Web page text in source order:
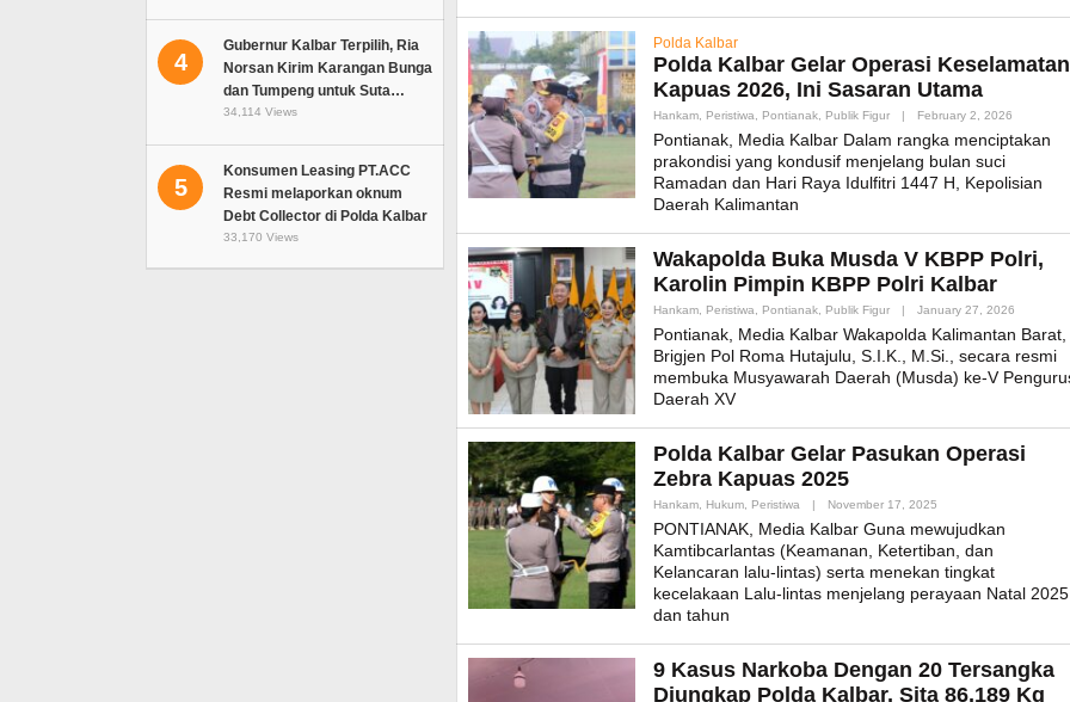
4
Gubernur Kalbar Terpilih, Ria
Norsan Kirim Karangan Bunga
dan Tumpeng untuk Suta…
34,114 Views
5
Konsumen Leasing PT.ACC
Resmi melaporkan oknum
Debt Collector di Polda Kalbar
33,170 Views
Polda Kalbar
Polda Kalbar Gelar Operasi Keselamatan
Kapuas 2026, Ini Sasaran Utama
Hankam, Peristiwa, Pontianak, Publik Figur | February 2, 2026
Pontianak, Media Kalbar Dalam rangka menciptakan
prakondisi yang kondusif menjelang bulan suci
Ramadan dan Hari Raya Idulfitri 1447 H, Kepolisian
Daerah Kalimantan
Wakapolda Buka Musda V KBPP Polri,
Karolin Pimpin KBPP Polri Kalbar
Hankam, Peristiwa, Pontianak, Publik Figur | January 27, 2026
Pontianak, Media Kalbar Wakapolda Kalimantan Barat,
Brigjen Pol Roma Hutajulu, S.I.K., M.Si., secara resmi
membuka Musyawarah Daerah (Musda) ke-V
Daerah XV
Polda Kalbar Gelar Pasukan Operasi
Zebra Kapuas 2025
Hankam, Hukum, Peristiwa | November 17, 2025
PONTIANAK, Media Kalbar Guna mewujudkan
Kamtibcarlantas (Keamanan, Ketertiban, dan
Kelancaran lalu-lintas) serta menekan tingkat
kecelakaan Lalu-lintas menjelang perayaan Natal 2025
dan tahun
9 Kasus Narkoba Dengan 20 Tersangka
Diungkap Polda Kalbar, Sita 86,189 Kg